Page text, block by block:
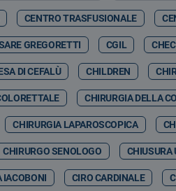
CENTRO TRASFUSIONALE
GREGORETTI CGIL
DI CEFALÙ CHILDREN
CHIRURGIA DELLA
CHIRURGIA LAPAROSCOPICA
CHIRURGO SENOLOGO CHIUSURA
IACOBONI CIRO CARDINALE